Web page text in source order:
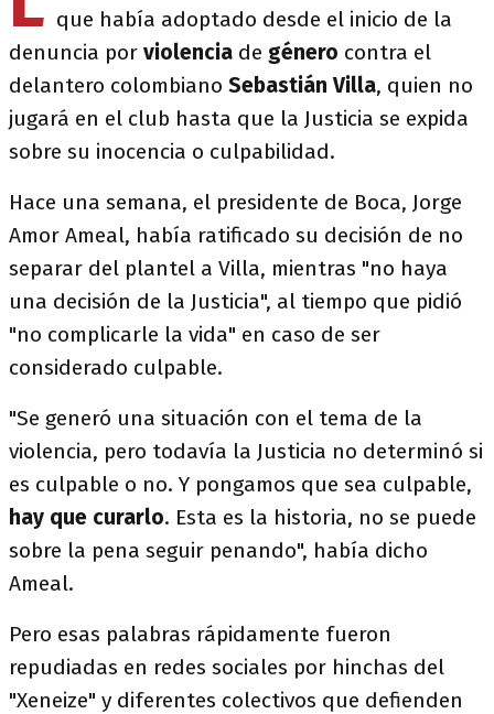
que había adoptado desde el inicio de la
denuncia por violencia de género contra el
delantero colombiano Sebastián Villa, quien no
jugará en el club hasta que la Justicia se expida
sobre su inocencia o culpabilidad.
Hace una semana, el presidente de Boca, Jorge
Amor Ameal, había ratificado su decisión de no
separar del plantel a Villa, mientras "no haya
una decisión de la Justicia", al tiempo que pidió
"no complicarle la vida" en caso de ser
considerado culpable.
"Se generó una situación con el tema de la
violencia, pero todavía la Justicia no determinó si
es culpable o no. Y pongamos que sea culpable,
hay que curarlo. Esta es la historia, no se puede
sobre la pena seguir penando", había dicho
Ameal.
Pero esas palabras rápidamente fueron
repudiadas en redes sociales por hinchas del
"Xeneize" y diferentes colectivos que defienden